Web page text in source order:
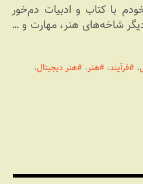
با کتاب و ادبیات دم‌خور
دیگر شاخه‌های هنر، مهارت و …
، فرآیند، هنر، هنر دیجیتال،